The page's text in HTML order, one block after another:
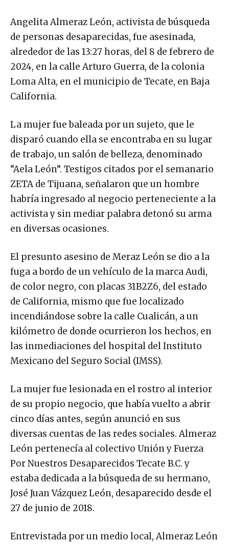
Angelita Almeraz León, activista de búsqueda
de personas desaparecidas, fue asesinada,
alrededor de las 13:27 horas, del 8 de febrero de
2024, en la calle Arturo Guerra, de la colonia
Loma Alta, en el municipio de Tecate, en Baja
California.
La mujer fue baleada por un sujeto, que le
disparó cuando ella se encontraba en su lugar
de trabajo, un salón de belleza, denominado
“Aela León”. Testigos citados por el semanario
ZETA de Tijuana, señalaron que un hombre
habría ingresado al negocio perteneciente a la
activista y sin mediar palabra detonó su arma
en diversas ocasiones.
El presunto asesino de Meraz León se dio a la
fuga a bordo de un vehículo de la marca Audi,
de color negro, con placas 31B2Z6, del estado
de California, mismo que fue localizado
incendiándose sobre la calle Cualicán, a un
kilómetro de donde ocurrieron los hechos, en
las inmediaciones del hospital del Instituto
Mexicano del Seguro Social (IMSS).
La mujer fue lesionada en el rostro al interior
de su propio negocio, que había vuelto a abrir
cinco días antes, según anunció en sus
diversas cuentas de las redes sociales. Almeraz
León pertenecía al colectivo Unión y Fuerza
Por Nuestros Desaparecidos Tecate B.C. y
estaba dedicada a la búsqueda de su hermano,
José Juan Vázquez León, desaparecido desde el
27 de junio de 2018.
Entrevistada por un medio local, Almeraz León